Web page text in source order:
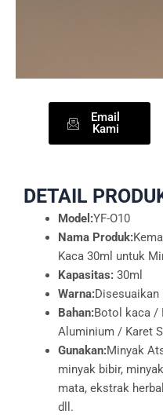
Email
Kami
DETAIL
Model:YF-O10
Nama Produk:
Kaca 30ml untuk
Kapasitas:30ml
Warna:Disesuaikan
Bahan:Botol kaca /
Aluminium / Karet
Gunakan:Minyak
minyak bibir,
mata, ekstrak
dll.